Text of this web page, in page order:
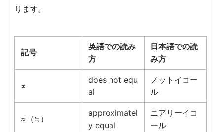
ります。
記号
英語での読み
方
日本語での読
み方
≠
does not equ
al
ノットイコー
ル
≈（≒）
approximatel
y equal
ニアリーイコ
ール